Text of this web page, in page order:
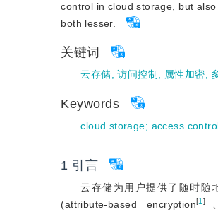
control in cloud storage, but
both lesser.
关键词
云存储;访问控制 ; 属性加密;
Keywords
cloud storage; access
1 引言
云存储为用户提供了随时随
(attribute-based encryption[1 ]